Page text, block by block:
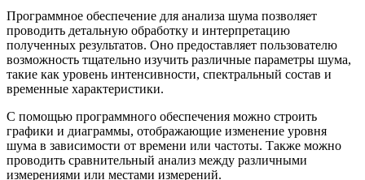
Программное обеспечение для анализа шума позволяет
проводить детальную обработку и интерпретацию
полученных результатов. Оно предоставляет пользователю
возможность тщательно изучить различные параметры шума,
такие как уровень интенсивности, спектральный состав и
временные характеристики.
С помощью программного обеспечения можно строить
графики и диаграммы, отображающие изменение уровня
шума в зависимости от времени или частоты. Также можно
проводить сравнительный анализ между различными
измерениями или местами измерений.